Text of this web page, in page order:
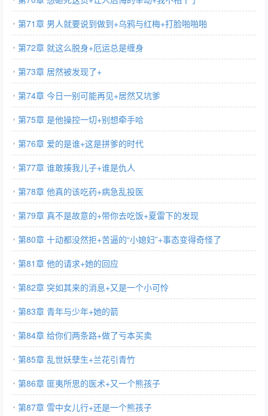
第71章 男人就要说到做到+乌鸦与红梅+打脸啪啪啪
第72章 就这么脱身+厄运总是缠身
第73章 居然被发现了+
第74章 今日一别可能再见+居然又坑爹
第75章 是他操控一切+别想牵手哈
第76章 爱的是谁+这是拼爹的时代
第77章 谁敢揍我儿子+谁是仇人
第78章 他真的该吃药+病急乱投医
第79章 真不是故意的+带你去吃饭+夏雷下的发现
第80章 十动都没然拒+苦逼的“小媳妇”+事态变得奇怪了
第81章 他的请求+她的回应
第82章 突如其来的消息+又是一个小可怜
第83章 青年与少年+她的箭
第84章 给你们两条路+做了亏本买卖
第85章 乱世妖孽生+兰花引青竹
第86章 匪夷所思的医术+又一个熊孩子
第87章 雪中女儿行+还是一个熊孩子